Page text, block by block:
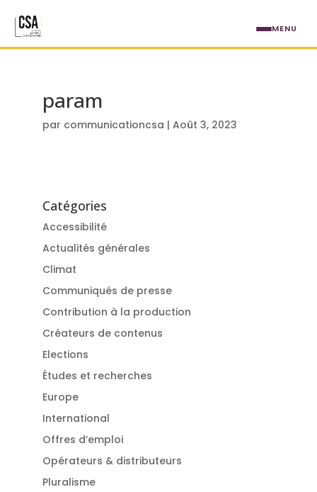
param
par communicationcsa | Août 3, 2023
Catégories
Accessibilité
Actualités générales
Climat
Communiqués de presse
Contribution à la production
Créateurs de contenus
Elections
Études et recherches
Europe
International
Offres d’emploi
Opérateurs & distributeurs
Pluralisme
MENU